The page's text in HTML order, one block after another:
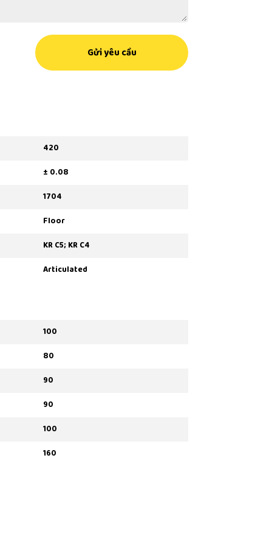
Gửi yêu cầu
420
± 0.08
1704
Floor
KR C5; KR C4
Articulated
100
80
90
90
100
160